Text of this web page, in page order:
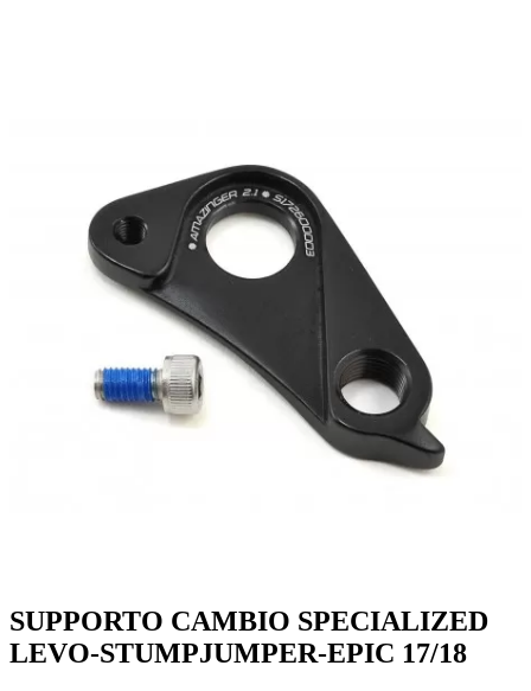
SUPPORTO CAMBIO SPECIALIZED
LEVO-STUMPJUMPER-EPIC 17/18